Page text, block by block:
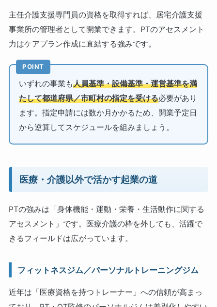
主任介護支援専門員の資格を取得すれば、居宅介護支援
事業所の管理者として開業できます。PTのアセスメント
力はケアプラン作成に直結する強みです。
POINT
いずれの事業も人員基準・設備基準・運営基準を満
たして都道府県／市町村の指定を受ける必要があり
ます。指定申請には数か月かかるため、開業予定日
から逆算してスケジュールを組みましょう。
医療・介護以外で活かす起業の道
PTの強みは「身体機能・運動・栄養・生活動作に関する
アセスメント」です。医療介護の枠を外しても、活躍で
きるフィールドは広がっています。
フィットネスジム／パーソナルトレーニングジム
近年は「医療資格を持つトレーナー」への信頼が高まっ